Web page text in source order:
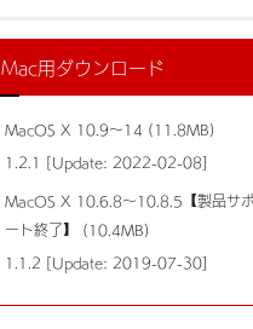
Mac用ダウンロード
MacOS X 10.9～14 (11.8MB)
1.2.1 [Update: 2022-02-08]
MacOS X 10.6.8～10.8.5【製品サポ
ート終了】 (10.4MB)
1.1.2 [Update: 2019-07-30]